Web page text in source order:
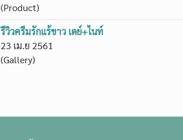
(Product)
รีวิวครีมรักแร้ขาว เดย์+ไนท์
23 เม.ย 2561
(Gallery)